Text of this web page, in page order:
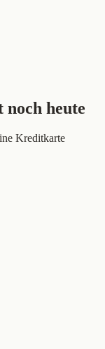
heute
Kreditkarte